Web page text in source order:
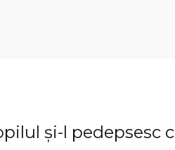
şi-l pedepsesc